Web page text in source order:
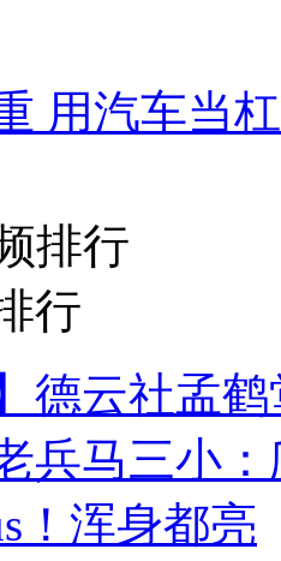
用汽车当
排行
行
德云社孟
兵马三小
！浑身都亮